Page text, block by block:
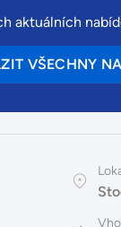
aktuálních
VŠECHNY